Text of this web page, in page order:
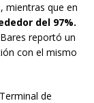
, mientras que en
del 97%.
reportó un
con el mismo
de